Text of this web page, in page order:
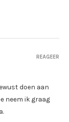
doen aan
neem ik graag
REAGEER